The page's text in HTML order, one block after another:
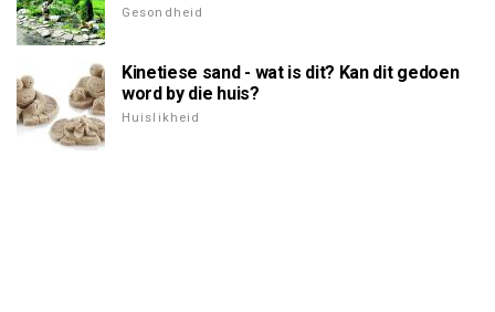
Gesondheid
Kinetiese sand - wat is dit? Kan dit gedoen
word by die huis?
Huislikheid